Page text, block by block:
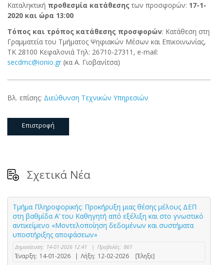
Καταληκτική προθεσμία κατάθεσης των προσφορών: 17-1-
2020 και ώρα 13:00
Τόπος και τρόπος κατάθεσης προσφορών: Κατάθεση στη
Γραμματεία του Τμήματος Ψηφιακών Μέσων και Επικοινωνίας,
ΤΚ 28100 Κεφαλονιά Τηλ: 26710-27311, e-mail:
secdmc@ionio.gr (κα Α. Γιοβανίτσα)
Βλ. επίσης: Διεύθυνση Τεχνικών Υπηρεσιών
Επιστροφή
Σχετικά Νέα
Τμήμα Πληροφορικής: Προκήρυξη μιας θέσης μέλους ΔΕΠ
στη βαθμίδα Α’ του Καθηγητή από εξέλιξη και στο γνωστικό
αντικείμενο «Mοντελοποίηση δεδομένων και συστήματα
υποστήριξης αποφάσεων»
Δημοσίευση: 14-01-2026 12:41 | Προβολές: 861
Έναρξη: 14-01-2026 | Λήξη: 12-02-2026 [Έληξε]